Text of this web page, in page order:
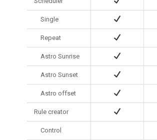
Single
Repeat
Astro Sunrise
Astro Sunset
Astro offset
Rule creator
Control